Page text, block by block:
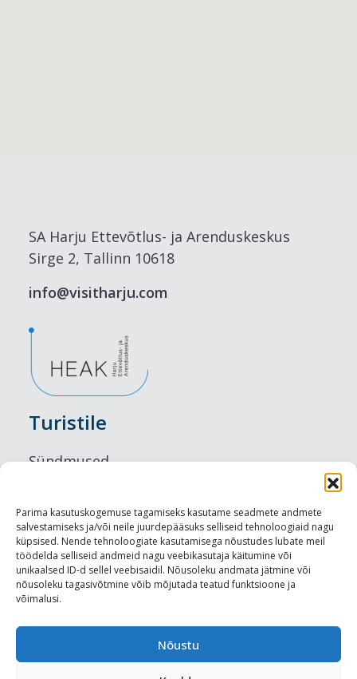
Parima kasutuskogemuse tagamiseks kasutame seadmete andmete
salvestamiseks ja/või neile juurdepääsuks selliseid tehnoloogiaid nagu
küpsised. Nende tehnoloogiate kasutamisega nõustudes lubate meil
töödelda selliseid andmeid nagu veebikasutaja käitumine või
unikaalsed ID-d sellel veebisaidil. Nõusoleku andmata jätmine või
nõusoleku tagasivõtmine võib mõjutada teatud funktsioone ja
võimalusi.
Nõustu
SA Harju Ettevõtlus- ja Arenduskeskus
Sirge 2, Tallinn 10618
info@visitharju.com
Turistile
Sündmused
Maitseelamused
Vaatamisväärsused
Visit Tallinn
Turismiprofessionaalile